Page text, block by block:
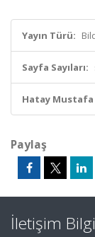
Yayın Türü:
Sayfa Sayıları:
Hatay Mustafa
Paylaş
İletişim